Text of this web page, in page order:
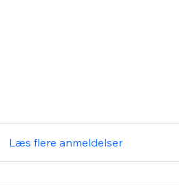
Læs flere anmeldelser